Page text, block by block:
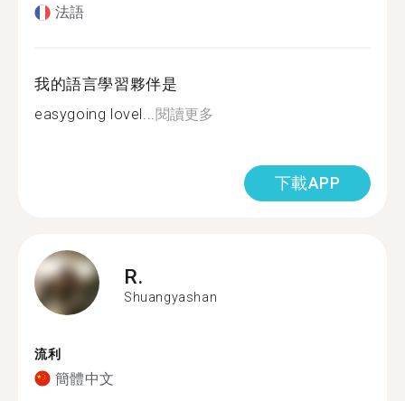
法語
我的語言學習夥伴是
easygoing lovel...閱讀更多
下載APP
R.
Shuangyashan
流利
簡體中文